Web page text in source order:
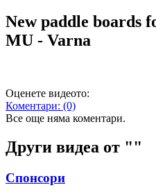
New paddle boards
MU - Varna
Оценете видеото:
Коментари: (0)
Все още няма коментари.
Други видеа от ""
Спонсори